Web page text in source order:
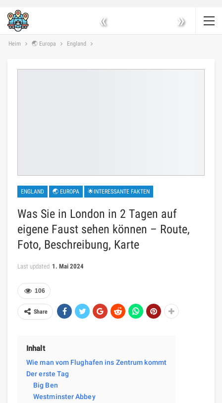
« »
Heim 🌏 Europa England
ENGLAND 🌏 EUROPA 🌟INTERESSANTE FAKTEN
Was Sie in London in 2 Tagen auf
eigene Faust sehen können – Route,
Foto, Beschreibung, Karte
Last updated 1. Mai 2024
106
Share
Inhalt
Wie man vom Flughafen ins Zentrum kommt
Der erste Tag
Big Ben
Westminster Abbey